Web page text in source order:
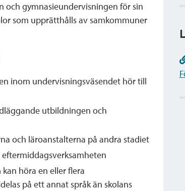
gymnasieundervisningen för sin
som upprätthålls av samkommuner
inom undervisningsväsendet hör till
utbildningen och
och läroanstalterna på andra stadiet
höra en eller flera
på ett annat språk än skolans